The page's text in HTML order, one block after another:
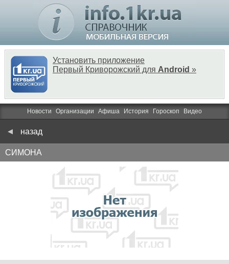
Установить приложение
Первый Криворожский для Android »
Новости Организации Афиша История Гороскоп Видео
назад
СИМОНА